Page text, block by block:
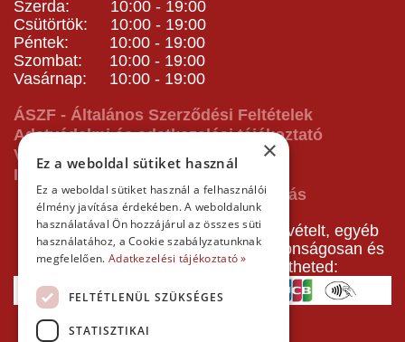
Szerda: 10:00 - 19:00
Csütörtök: 10:00 - 19:00
Péntek: 10:00 - 19:00
Szombat: 10:00 - 19:00
Vasárnap: 10:00 - 19:00
ÁSZF - Általános Szerződési Feltételek
Adatvédelmi és adatkezelési tájékoztató
Vásárlás előtti tájékoztató
Impresszum
A pályafoglalást, gokartverseny részvételt, egyéb
termékeinket, szolgáltatásainkat biztonságosan és
gyorsan bankkártyával is kifizetheted:
×
Ez a weboldal sütiket használ
Ez a weboldal sütiket használ a felhasználói
élmény javítása érdekében. A weboldalunk
használatával Ön hozzájárul az összes süti
használatához, a Cookie szabályzatunknak
megfelelően. Adatkezelési tájékoztató »
FELTÉTLENÜL SZÜKSÉGES
STATISZTIKAI